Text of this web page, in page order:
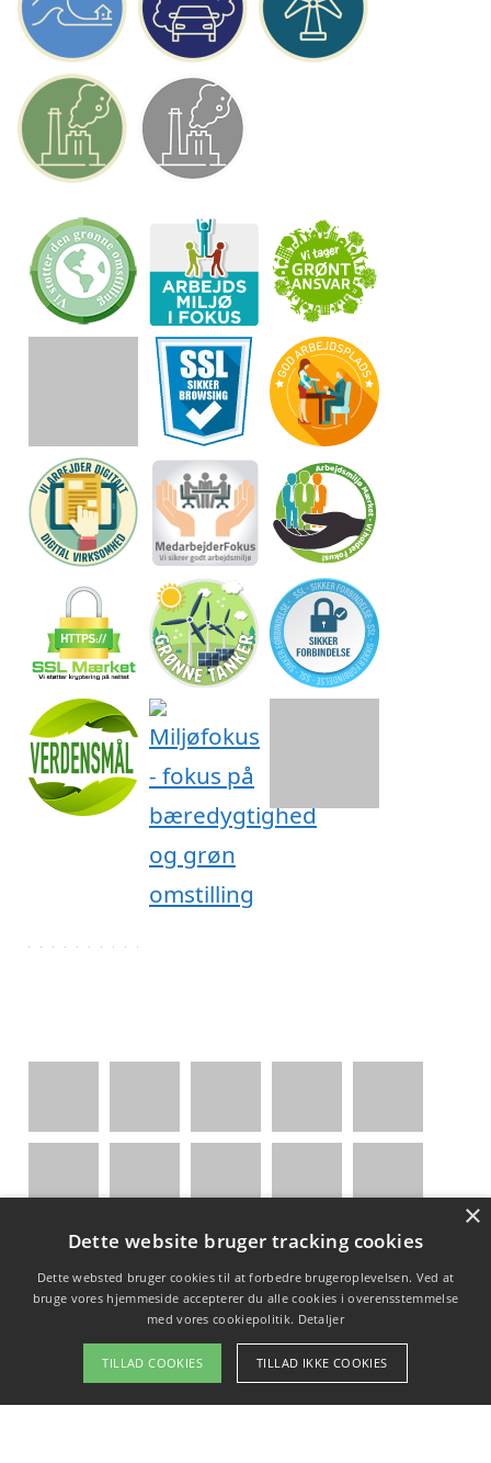
Indholdsfortegnelse skjul
1) Om baggy-jeans.dk
Vi støtter
×
Dette website bruger tracking cookies
Dette websted bruger cookies til at forbedre brugeroplevelsen. Ved at
bruge vores hjemmeside accepterer du alle cookies i overensstemmelse
med vores cookiepolitik. Detaljer
TILLAD COOKIES TILLAD IKKE COOKIES